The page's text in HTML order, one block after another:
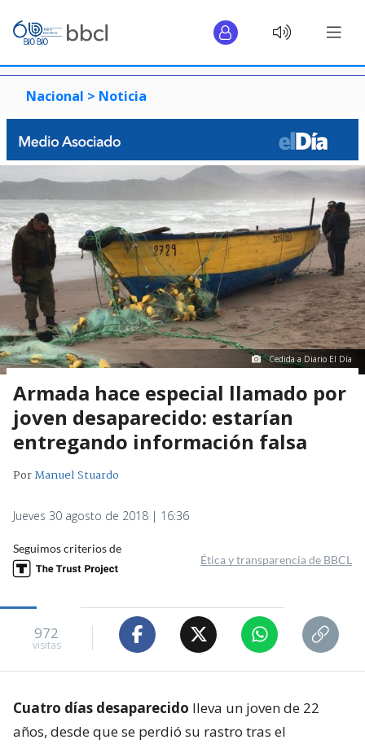
Nacional > Noticia
Cedida a Diario El Día
Armada hace especial llamado por
joven desaparecido: estarían
entregando información falsa
PorManuel Stuardo
Jueves 30 agosto de 2018 | 16:36
Seguimos criterios de
Ética y transparencia de BBCL
972
visitas
Cuatro días desaparecido lleva un joven de 22
años, desde que se perdió su rastro tras el